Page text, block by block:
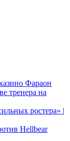
Фараон
тренера на
ростера» |
Hellbear